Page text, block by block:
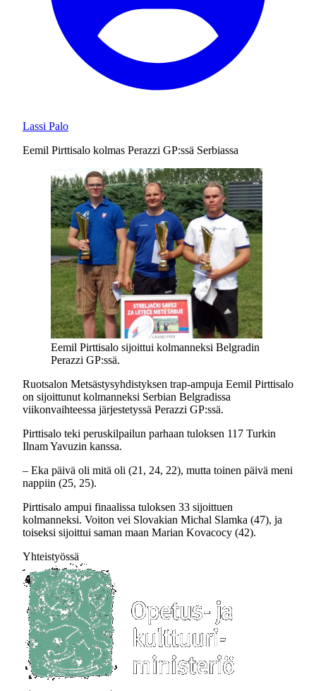
Lassi Palo
Eemil Pirttisalo kolmas Perazzi GP:ssä Serbiassa
Eemil Pirttisalo sijoittui kolmanneksi Belgradin
Perazzi GP:ssä.
Ruotsalon Metsästysyhdistyksen trap-ampuja Eemil Pirttisalo
on sijoittunut kolmanneksi Serbian Belgradissa
viikonvaihteessa järjestetyssä Perazzi GP:ssä.
Pirttisalo teki peruskilpailun parhaan tuloksen 117 Turkin
Ilnam Yavuzin kanssa.
– Eka päivä oli mitä oli (21, 24, 22), mutta toinen päivä meni
nappiin (25, 25).
Pirttisalo ampui finaalissa tuloksen 33 sijoittuen
kolmanneksi. Voiton vei Slovakian Michal Slamka (47), ja
toiseksi sijoittui saman maan Marian Kovacocy (42).
Yhteistyössä